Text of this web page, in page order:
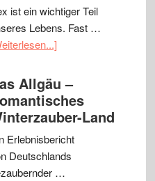
ist ein wichtiger Teil
Lebens. Fast …
Allgäu –
Land
Erlebnisbericht
Deutschlands
…